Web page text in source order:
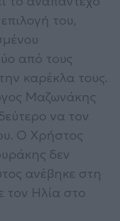
του,
από τους
καρέκλα τους.
Μαζωνάκης
να τον
Ο Χρήστος
δεν
ανέβηκε στη
τον Ηλία στο